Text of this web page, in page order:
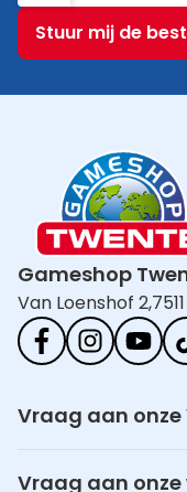
E-mailadres
Stuur mij de
Gameshop
Van Loenshof 2,
Vraag aan onze
Vraag aan onze